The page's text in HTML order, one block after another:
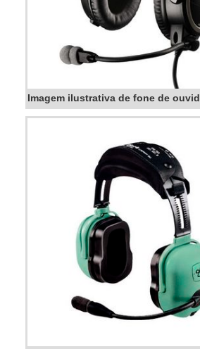
Imagem ilustrativa de fone de